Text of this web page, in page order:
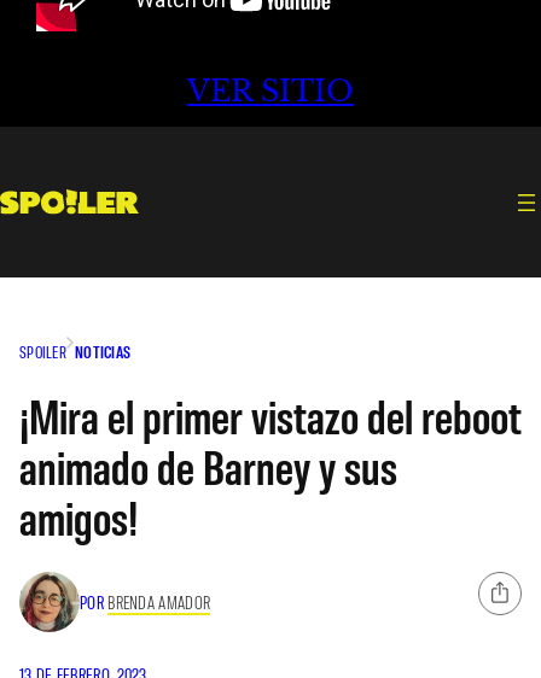
VER SITIO
SPOILER NOTICIAS
¡Mira el primer vistazo del reboot
animado de Barney y sus
amigos!
POR BRENDA AMADOR